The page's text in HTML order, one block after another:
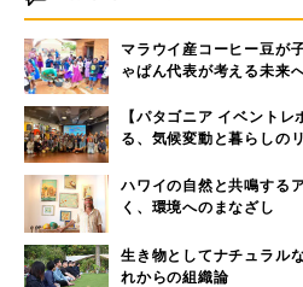
マラウイ産コーヒー豆が
ゃぱん代表が考える未来
【パタゴニア イベント
る、気候変動と暮らしの
ハワイの自然と共鳴す
く、環境へのまなざし
生き物としてナチュラル
れからの組織論